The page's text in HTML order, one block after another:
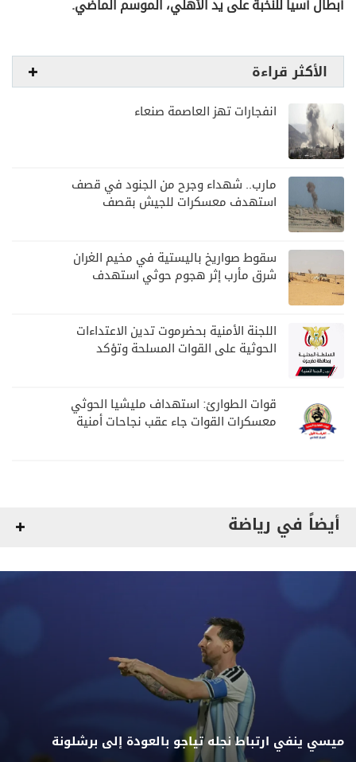
أبطال آسيا للنخبة على يد الأهلي، الموسم الماضي.
الأكثر قراءة
انفجارات تهز العاصمة صنعاء
مارب.. شهداء وجرح من الجنود في قصف
استهدف معسكرات للجيش بقصف
سقوط صواريخ باليستية في مخيم الغران
شرق مأرب إثر هجوم حوثي استهدف
اللجنة الأمنية بحضرموت تدين الاعتداءات
الحوثية على القوات المسلحة وتؤكد
قوات الطوارئ: استهداف مليشيا الحوثي
معسكرات القوات جاء عقب نجاحات أمنية
أيضاً في رياضة
ميسي ينفي ارتباط نجله تياجو بالعودة إلى برشلونة